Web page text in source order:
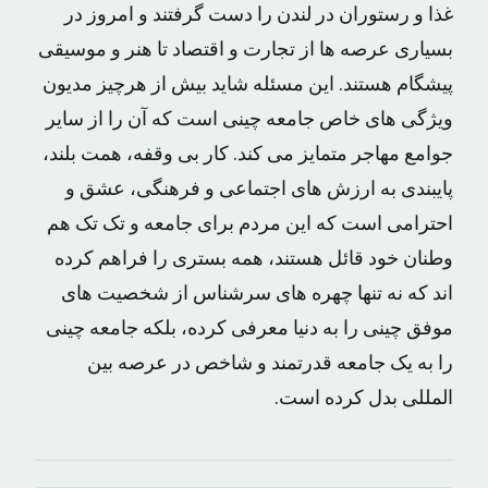
غذا و رستوران در لندن را دست گرفتند و امروز در
بسیاری عرصه ها از تجارت و اقتصاد تا هنر و موسیقی
پیشگام هستند. این مسئله شاید بیش از هرچیز مدیون
ویژگی های خاص جامعه چینی است که آن را از سایر
جوامع مهاجر متمایز می کند. کار بی وقفه، همت بلند،
پایبندی به ارزش های اجتماعی و فرهنگی، عشق و
احترامی است که این مردم برای جامعه و تک تک هم
وطنان خود قائل هستند، همه بستری را فراهم کرده
اند که نه تنها چهره های سرشناس از شخصیت های
موفق چینی را به دنیا معرفی کرده، بلکه جامعه چینی
را به یک جامعه قدرتمند و شاخص در عرصه بین
المللی بدل کرده است.